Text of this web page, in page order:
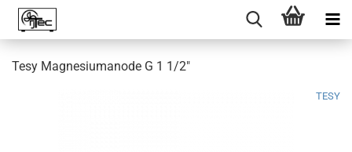
Tesy Magnesiumanode G 1 1/2"
TESY